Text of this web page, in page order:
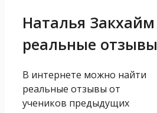
Наталья Закхайм
реальные отзывы
В интернете можно найти
реальные отзывы от
учеников предыдущих